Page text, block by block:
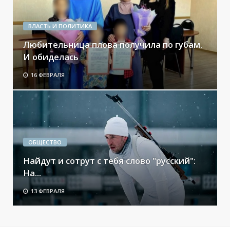
ВЛАСТЬ И ПОЛИТИКА
Любительница плова получила по губам.
И обиделась
16 ФЕВРАЛЯ
ОБЩЕСТВО
Найдут и сотрут с тебя слово "русский":
На...
13 ФЕВРАЛЯ